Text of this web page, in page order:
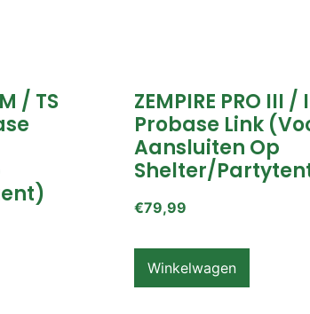
/ TS
ZEMPIRE PRO III /
Probase Link
Aansluiten Op
Shelter/
€79,99
Winkelwagen